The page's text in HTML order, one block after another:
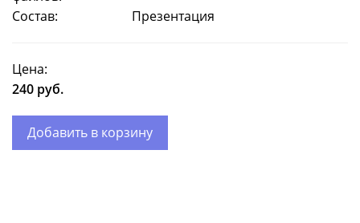
Состав: Презентация
Цена:
240 руб.
Добавить в корзину